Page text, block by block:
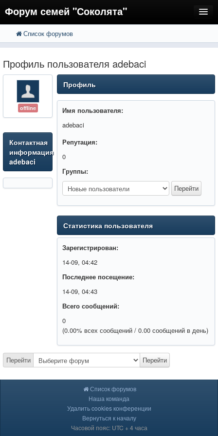
Форум семей "Соколята"
FAQ
Регистрация
Вход
Список форумов
Профиль пользователя adebaci
offline
Контактная
информация
adebaci
Профиль
Имя пользователя:
adebaci
Репутация:
0
Группы:
Статистика пользователя
Зарегистрирован:
14-09, 04:42
Последнее посещение:
14-09, 04:43
Всего сообщений:
0
(0.00% всех сообщений / 0.00 сообщений в день)
Перейти Перейти
Список форумов
Наша команда
Удалить cookies конференции
Вернуться к началу
Часовой пояс: UTC + 4 часа